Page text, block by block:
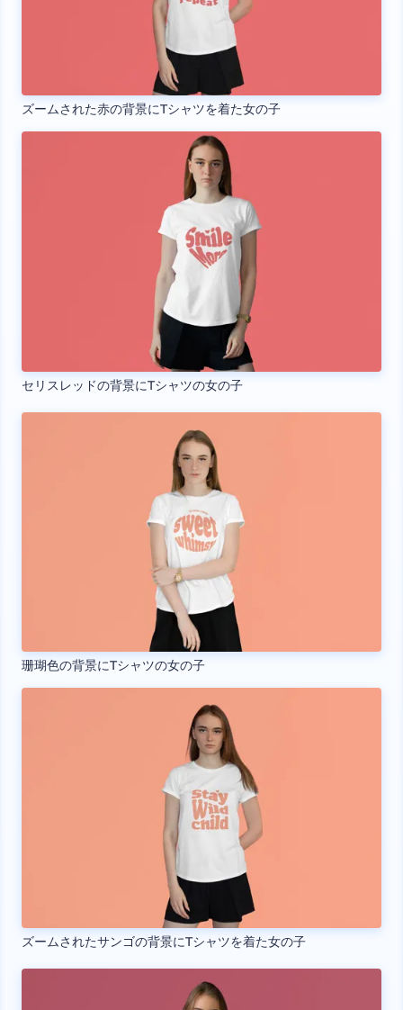
ズームされた赤の背景にTシャツを着た女の子
セリスレッドの背景にTシャツの女の子
珊瑚色の背景にTシャツの女の子
ズームされたサンゴの背景にTシャツを着た女の子